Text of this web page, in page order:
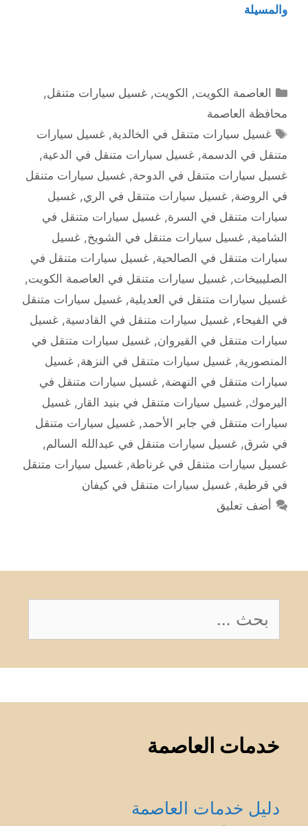
والمسيلة
التصنيفات
العاصمة الكويت, الكويت,غسيل سيارات متنقل,
محافظة العاصمة
الوسوم
غسيل سيارات متنقل في الخالدية,غسيل سيارات
متنقل في الدسمة, غسيل سيارات متنقل في الدعية,
غسيل سيارات متنقل في الدوحة, غسيل سيارات متنقل
في الروضة, غسيل سيارات متنقل في الري, غسيل
سيارات متنقل في السرة, غسيل سيارات متنقل في
الشامية, غسيل سيارات متنقل في الشويخ, غسيل
سيارات متنقل في الصالحية, غسيل سيارات متنقل في
الصليبيخات, غسيل سيارات متنقل في العاصمة الكويت,
غسيل سيارات متنقل في العديلية, غسيل سيارات متنقل
في الفيحاء, غسيل سيارات متنقل في القادسية, غسيل
سيارات متنقل في القيروان, غسيل سيارات متنقل في
المنصورية, غسيل سيارات متنقل في النزهة, غسيل
سيارات متنقل في النهضة, غسيل سيارات متنقل في
اليرموك, غسيل سيارات متنقل في بنيد القار , غسيل
سيارات متنقل في جابر الأحمد, غسيل سيارات متنقل
في شرق, غسيل سيارات متنقل في عبدالله السالم,
غسيل سيارات متنقل في غرناطة, غسيل سيارات متنقل
في قرطبة, غسيل سيارات متنقل في كيفان
أضف تعليق
البحث
عن:
خدمات العاصمة
دليل خدمات العاصمة